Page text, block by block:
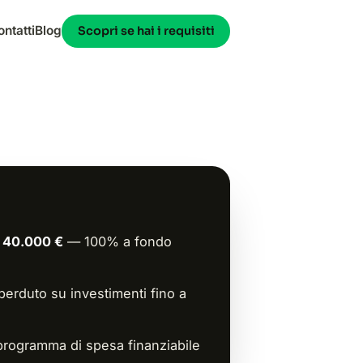
Blog Scopri se hai i requisiti
€ — 100% a fondo
su investimenti fino a
di spesa finanziabile